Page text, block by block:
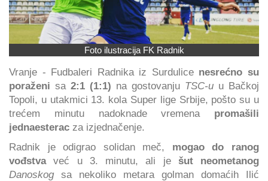
Foto ilustracija FK Radnik
Vranje - Fudbaleri Radnika iz Surdulicenesrećno su
poraženi sa 2:1 (1:1) na gostovanju TSC-u u Bačkoj
Topoli, u utakmici 13. kola Super lige Srbije, pošto su u
trećem minutu nadoknade vremena promašili
jednaesterac za izjednačenje.
Radnik je odigrao solidan meč, mogao do ranog
vođstvaveć u 3. minutu, ali ješut neometanog
Danoskog sa nekoliko metara golman domaćih Ilić